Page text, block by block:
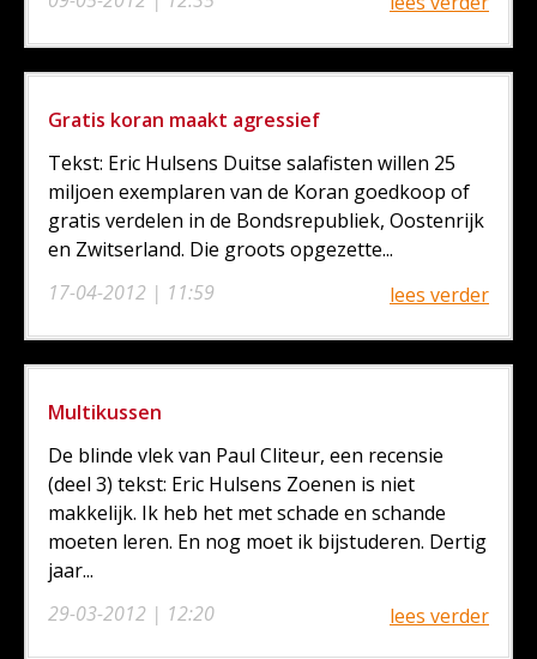
Gratis koran maakt agressief
17-04-2012 | 11:59
Tekst: Eric Hulsens Duitse salafisten willen 25
miljoen exemplaren van de Koran goedkoop of
gratis verdelen in de Bondsrepubliek, Oostenrijk
en Zwitserland. Die groots opgezette...
lees verder
Multikussen
29-03-2012 | 12:20
De blinde vlek van Paul Cliteur, een recensie
(deel 3) tekst: Eric Hulsens Zoenen is niet
makkelijk. Ik heb het met schade en schande
moeten leren. En nog moet ik bijstuderen. Dertig
jaar...
lees verder